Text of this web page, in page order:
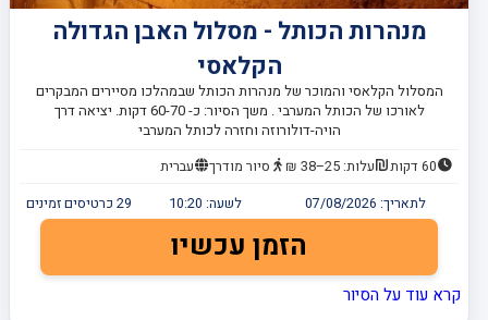
מנהרות הכותל - מסלול האבן הגדולה
הקלאסי
המסלול הקלאסי והמוכר של מנהרות הכותל שבמהלכו מסיירים המבקרים
לאורכו של הכותל המערבי . משך הסיור: כ- 60-70 דקות. יציאה דרך
הויה-דולורוזה וחזרה לכותל המערבי
60 דקות עלות: 25–38 ₪ סיור מודרך
עברית
לתאריך: 07/08/2026 לשעה: 10:20
29 כרטיסים זמינים
הזמן עכשיו
קרא עוד על הסיור